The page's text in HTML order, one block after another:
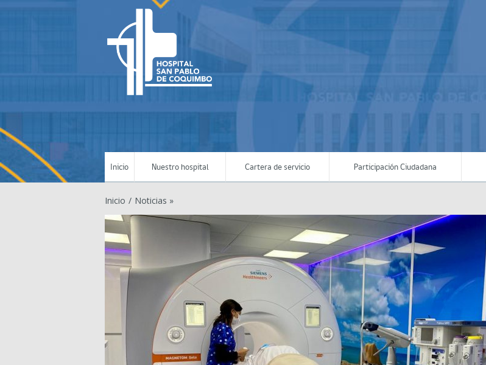
Inicio Nuestro hospital Cartera de servicio Participación Ciudadana
Inicio / Noticias »